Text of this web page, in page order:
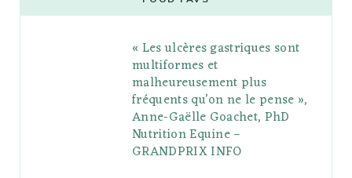
b
t
l
e
P
l
s
a
g
r
a
m
e
r
e
s
o
l
r
« Les ulcères gastriques sont
multiformes et
malheureusement plus
fréquents qu’on ne le pense »,
Anne-Gaëlle Goachet, PhD
Nutrition Equine –
GRANDPRIX INFO